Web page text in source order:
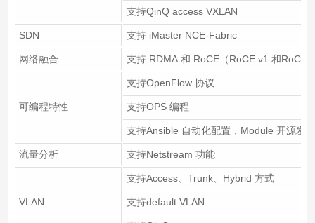
支持QinQ access VXLAN
SDN 支持 iMaster NCE-Fabric
网络融合 支持 RDMA 和 RoCE（RoCE v1 和RoCE
可编程特性
支持OpenFlow 协议
支持OPS 编程
支持Ansible 自动化配置，Module 开源发布
流量分析 支持Netstream 功能
VLAN
支持Access、Trunk、Hybrid 方式
支持default VLAN